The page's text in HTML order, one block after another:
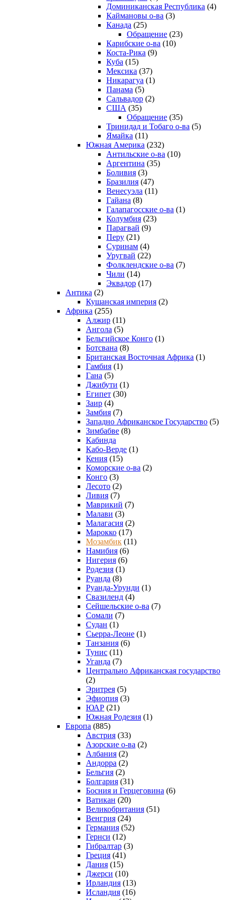
Доминиканская Республика (4)
Каймановы о-ва (3)
Канада (25)
Обращение (23)
Карибские о-ва (10)
Коста-Рика (9)
Куба (15)
Мексика (37)
Никарагуа (1)
Панама (5)
Сальвадор (2)
США (35)
Обращение (35)
Тринидад и Тобаго о-ва (5)
Ямайка (11)
Южная Америка (232)
Антильские о-ва (10)
Аргентина (35)
Боливия (3)
Бразилия (47)
Венесуэла (11)
Гайана (8)
Галапагосские о-ва (1)
Колумбия (23)
Парагвай (9)
Перу (21)
Суринам (4)
Уругвай (22)
Фолклендские о-ва (7)
Чили (14)
Эквадор (17)
Антика (2)
Кушанская империя (2)
Африка (255)
Алжир (11)
Ангола (5)
Бельгийское Конго (1)
Ботсвана (8)
Британская Восточная Африка (1)
Гамбия (1)
Гана (5)
Джибути (1)
Египет (30)
Заир (4)
Замбия (7)
Западно Африканское Государство (5)
Зимбабве (8)
Кабинда
Кабо-Верде (1)
Кения (15)
Коморские о-ва (2)
Конго (3)
Лесото (2)
Ливия (7)
Маврикий (7)
Малави (3)
Малагасия (2)
Марокко (17)
Мозамбик (11)
Намибия (6)
Нигерия (6)
Родезия (1)
Руанда (8)
Руанда-Урунди (1)
Свазиленд (4)
Сейшельские о-ва (7)
Сомали (7)
Судан (1)
Сьерра-Леоне (1)
Танзания (6)
Тунис (11)
Уганда (7)
Центрально Африканская государство
(2)
Эритрея (5)
Эфиопия (3)
ЮАР (21)
Южная Родезия (1)
Европа (885)
Австрия (33)
Азорские о-ва (2)
Албания (2)
Андорра (2)
Бельгия (2)
Болгария (31)
Босния и Герцеговина (6)
Ватикан (20)
Великобритания (51)
Венгрия (24)
Германия (52)
Гернси (12)
Гибралтар (3)
Греция (41)
Дания (15)
Джерси (10)
Ирландия (13)
Исландия (16)